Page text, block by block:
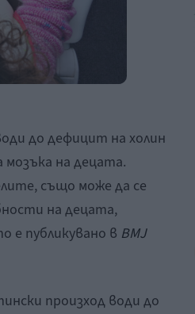
до дефицит на холин
на децата.
също може да се
на децата,
е публикувано в BMJ
произход води до